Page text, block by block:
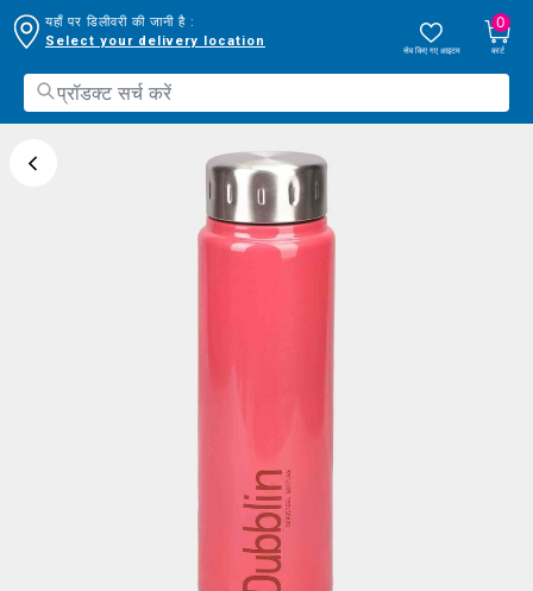
यहाँ पर डिलीवरी की जानी है :
Select your delivery location
सेव किए गए आइटम
0
कार्ट